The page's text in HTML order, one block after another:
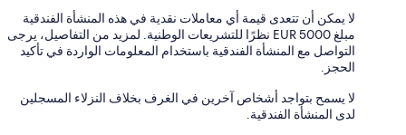
لا يمكن أن تتعدى قيمة أي معاملات نقدية في هذه المنشأة الفندقية
مبلغ EUR 5000 نظرًا للتشريعات الوطنية. لمزيد من التفاصيل، يرجى
التواصل مع المنشأة الفندقية باستخدام المعلومات الواردة في تأكيد
الحجز.
لا يسمح بتواجد أشخاص آخرين في الغرف بخلاف النزلاء المسجلين
لدى المنشأة الفندقية.